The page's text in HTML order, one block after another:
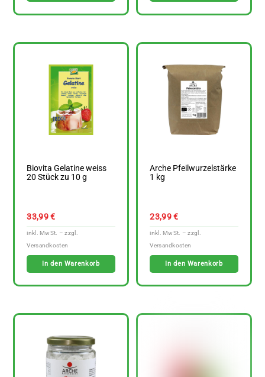
Biovita Gelatine weiss
20 Stück zu 10 g
33,99€
In den Warenkorb
Arche Pfeilwurzelstärke
1 kg
23,99€
In den Warenkorb